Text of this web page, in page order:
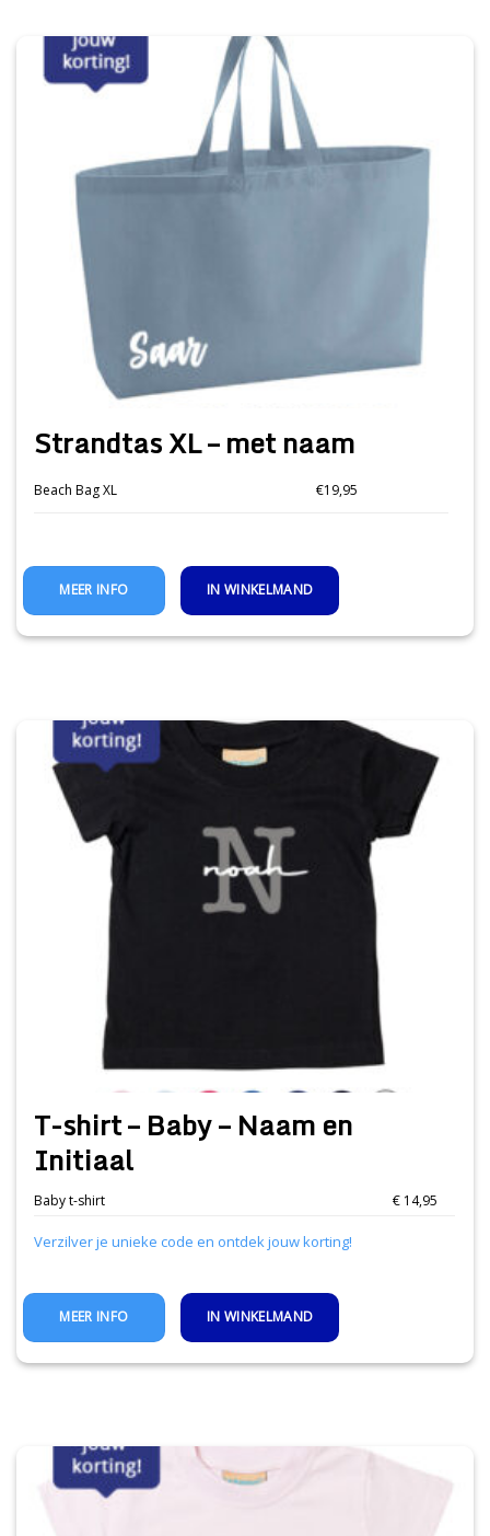
Strandtas XL – met naam
Beach Bag XL €19,95
IN WINKELMAND
MEER INFO
T-shirt – Baby – Naam en
Initiaal
Baby t-shirt € 14,95
Verzilver je unieke code en ontdek jouw korting!
IN WINKELMAND
MEER INFO